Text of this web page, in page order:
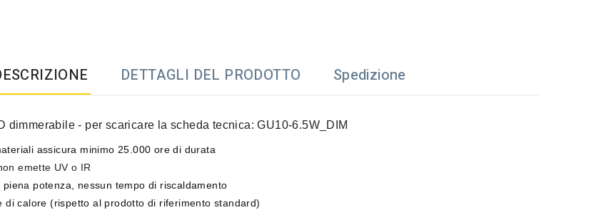
DETTAGLI DEL PRODOTTO Spedizione
dimmerabile - per scaricare la scheda tecnica:GU10-6.5W_DIM
assicura minimo 25.000 ore di durata
emette UV o IR
potenza, nessun tempo di riscaldamento
di calore (rispetto al prodotto di riferimento standard)